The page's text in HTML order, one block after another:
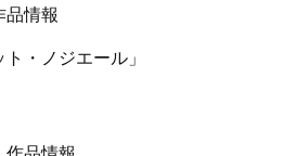
品情報
・ノジエール」